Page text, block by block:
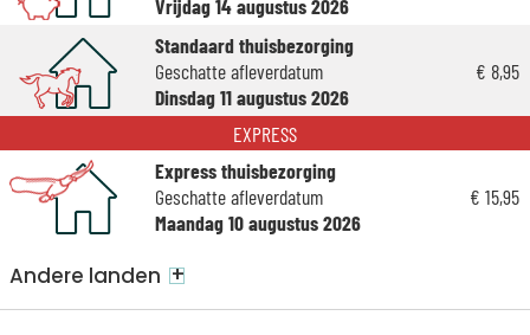
Vrijdag 14 augustus 2026
Standaard thuisbezorging
Geschatte afleverdatum
Dinsdag 11 augustus 2026
€ 8,95
EXPRESS
Express thuisbezorging
Geschatte afleverdatum
Maandag 10 augustus 2026
€ 15,95
Andere landen +